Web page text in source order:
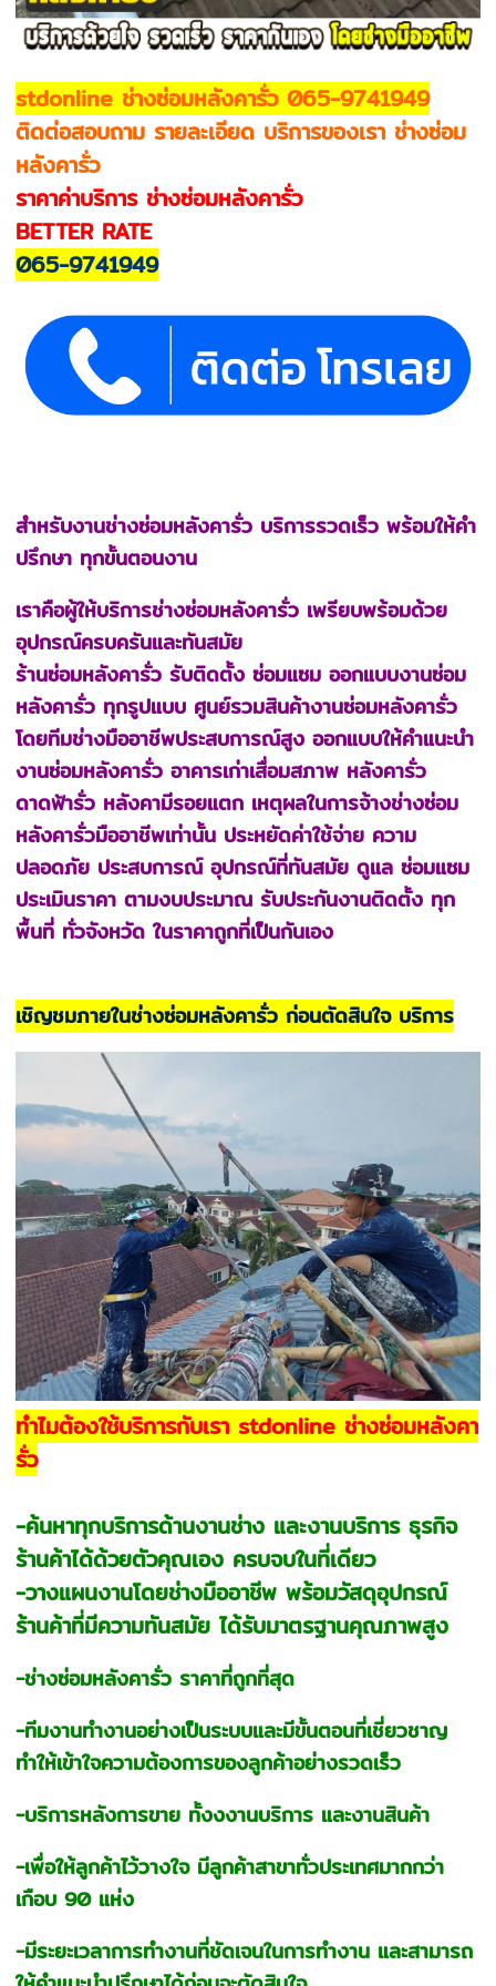
stdonline ช่างซ่อมหลังคารั่ว 065-9741949
ติดต่อสอบถาม รายละเอียด บริการของเรา ช่างซ่อม
หลังคารั่ว
ราคาค่าบริการ ช่างซ่อมหลังคารั่ว
BETTER RATE
065-9741949
สำหรับงานช่างซ่อมหลังคารั่ว บริการรวดเร็ว พร้อมให้คำ
ปรึกษา ทุกขั้นตอนงาน
เราคือผู้ให้บริการช่างซ่อมหลังคารั่ว เพรียบพร้อมด้วย
อุปกรณ์ครบครันและทันสมัย
ร้านซ่อมหลังคารั่ว รับติดตั้ง ซ่อมแซม ออกแบบงานซ่อม
หลังคารั่ว ทุกรูปแบบ ศูนย์รวมสินค้างานซ่อมหลังคารั่ว
โดยทีมช่างมืออาชีพประสบการณ์สูง ออกแบบให้คำแนะนำ
งานซ่อมหลังคารั่ว อาคารเก่าเสื่อมสภาพ หลังคารั่ว
ดาดฟ้ารั่ว หลังคามีรอยแตก เหตุผลในการจ้างช่างซ่อม
หลังคารั่วมืออาชีพเท่านั้น ประหยัดค่าใช้จ่าย ความ
ปลอดภัย ประสบการณ์ อุปกรณ์ที่ทันสมัย ดูแล ซ่อมแซม
ประเมินราคา ตามงบประมาณ รับประกันงานติดตั้ง ทุก
พื้นที่ ทั่วจังหวัด ในราคาถูกที่เป็นกันเอง
เชิญชมภายในช่างซ่อมหลังคารั่ว ก่อนตัดสินใจ บริการ
ทำไมต้องใช้บริการกับเรา stdonline ช่างซ่อมหลังคา
รั่ว
-ค้นหาทุกบริการด้านงานช่าง และงานบริการ ธุรกิจ
ร้านค้าได้ด้วยตัวคุณเอง ครบจบในที่เดียว
-วางแผนงานโดยช่างมืออาชีพ พร้อมวัสดุอุปกรณ์
ร้านค้าที่มีความทันสมัย ได้รับมาตรฐานคุณภาพสูง
-ช่างซ่อมหลังคารั่ว ราคาที่ถูกที่สุด
-ทีมงานทำงานอย่างเป็นระบบและมีขั้นตอนที่เชี่ยวชาญ
ทำให้เข้าใจความต้องการของลูกค้าอย่างรวดเร็ว
-บริการหลังการขาย ทั้งงงานบริการ และงานสินค้า
-เพื่อให้ลูกค้าไว้วางใจ มีลูกค้าสาขาทั่วประเทศมากกว่า
เกือบ 90 แห่ง
-มีระยะเวลาการทำงานที่ชัดเจนในการทำงาน และสามารถ